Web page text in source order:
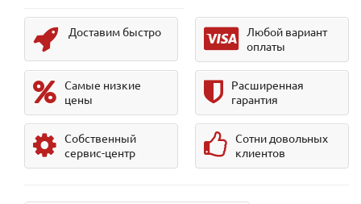
Доставим быстро
Любой вариант
оплаты
Самые низкие
цены
Расширенная
гарантия
Собственный
сервис-центр
Сотни довольных
клиентов